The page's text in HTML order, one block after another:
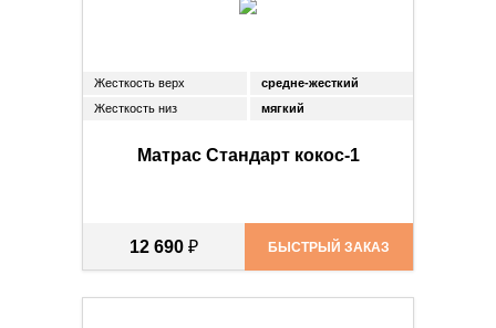
Жесткость верх
средне-жесткий
Жесткость низ
мягкий
Матрас Стандарт кокос-1
12 690 ₽ БЫСТРЫЙ ЗАКАЗ